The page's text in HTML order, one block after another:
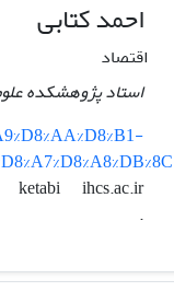
احمد کتابی
اقتصاد
استاد پژوهشکده
ketabi
ihcs.ac.ir
.